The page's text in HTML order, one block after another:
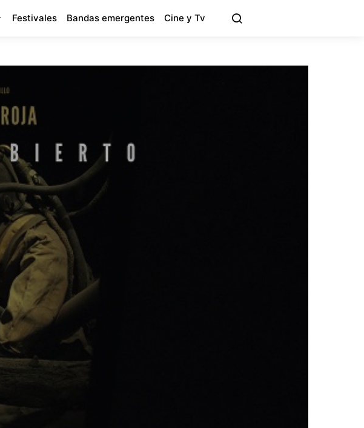
Festivales Bandas emergentes Cine y Tv